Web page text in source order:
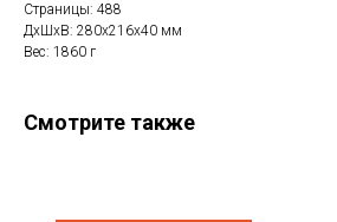
Страницы: 488
ДxШxВ: 280x216x40 мм
Вес: 1860 г
Смотрите также